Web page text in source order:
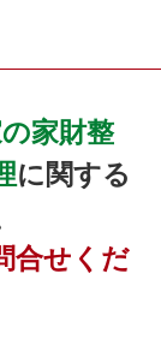
家財整
に関する
合せくだ